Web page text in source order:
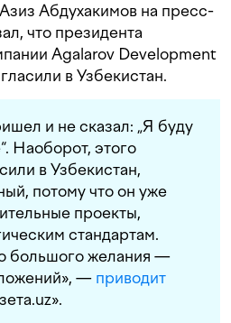
Абдухакимов на пресс-
что президента
Agalarov Development
в Узбекистан.
и не сказал: „Я буду
Наоборот, этого
в Узбекистан,
потому что он уже
проекты,
стандартам.
большого желания —
— приводит